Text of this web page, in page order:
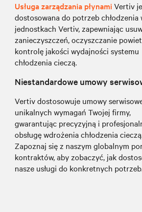
Usługa zarządzania płynami Vertiv
dostosowana do potrzeb chłodzenia
jednostkach Vertiv, zapewniając
zanieczyszczeń, oczyszczanie
kontrolę jakości wydajności systemu
chłodzenia cieczą.
Niestandardowe umowy
Vertiv dostosowuje umowy
unikalnych wymagań Twojej firmy,
gwarantując precyzyjną i
obsługę wdrożenia chłodzenia
Zapoznaj się z naszym globalnym
kontraktów, aby zobaczyć, jak
nasze usługi do konkretnych